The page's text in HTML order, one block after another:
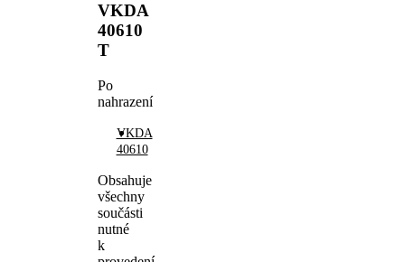
VKDA
40610
T
Po
nahrazení
VKDA
40610
Obsahuje
všechny
součásti
nutné
k